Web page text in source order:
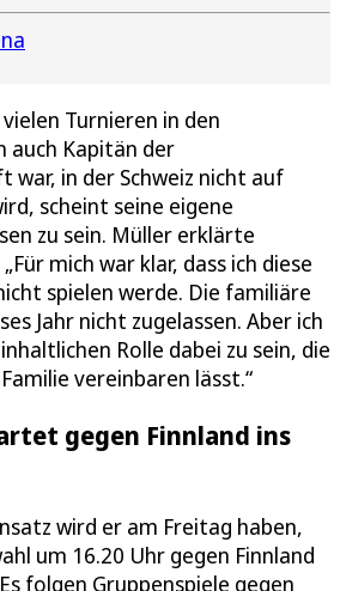
Turnieren in den
auch Kapitän der
war, in der Schweiz nicht auf
scheint seine eigene
zu sein. Müller erklärte
mich war klar, dass ich diese
spielen werde. Die familiäre
Jahr nicht zugelassen. Aber ich
Rolle dabei zu sein, die
vereinbaren lässt.“
gegen Finnland ins
wird er am Freitag haben,
um 16.20 Uhr gegen Finnland
folgen Gruppenspiele gegen